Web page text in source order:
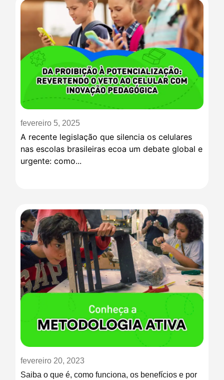
fevereiro 5, 2025
A recente legislação que silencia os celulares
nas escolas brasileiras ecoa um debate global e
urgente: como...
fevereiro 20, 2023
Saiba o que é, como funciona, os benefícios e por